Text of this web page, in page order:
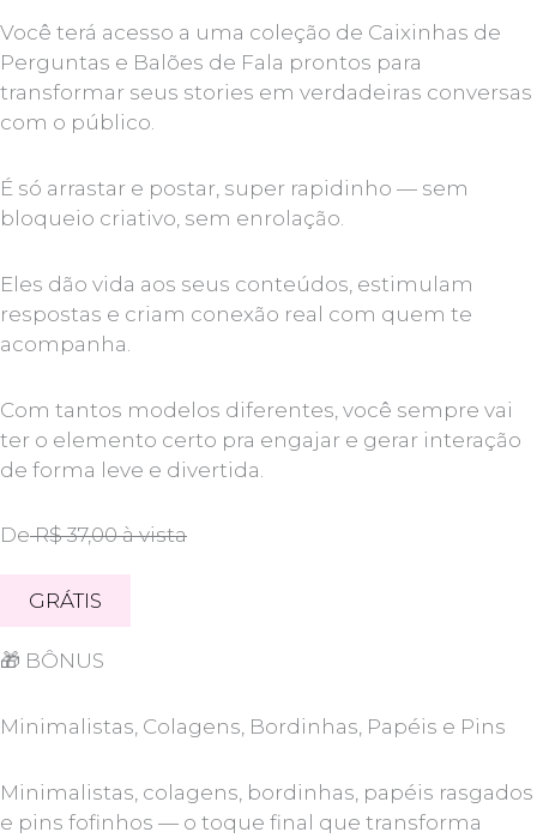
Você terá acesso a uma coleção de Caixinhas de
Perguntas e Balões de Fala prontos para
transformar seus stories em verdadeiras conversas
com o público.
É só arrastar e postar, super rapidinho — sem
bloqueio criativo, sem enrolação.
Eles dão vida aos seus conteúdos, estimulam
respostas e criam conexão real com quem te
acompanha.
Com tantos modelos diferentes, você sempre vai
ter o elemento certo pra engajar e gerar interação
de forma leve e divertida.
DeR$ 37,00 à vista
GRÁTIS
🎁 BÔNUS
Minimalistas, Colagens, Bordinhas, Papéis e Pins
Minimalistas, colagens, bordinhas, papéis rasgados
e pins fofinhos — o toque final que transforma